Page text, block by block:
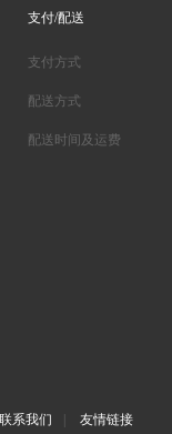
支付/配送
支付方式
配送方式
配送时间及运费
联系我们 友情链接